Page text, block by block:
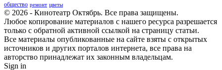
общество ремонт цветы
© 2026 - Кинотеатр Октябрь. Все права защищены.
Любое копирование материалов с нашего ресурса разрешается
только с обратной активной ссылкой на страницу статьи.
Все материалы опубликованные на сайте взяты с открытых
источников и других порталов интернета, все права на
авторство принадлежат их законным владельцам.
Sign in